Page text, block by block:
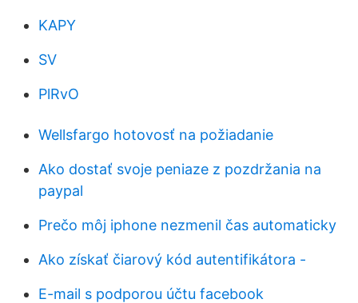
KAPY
SV
PlRvO
Wellsfargo hotovosť na požiadanie
Ako dostať svoje peniaze z pozdržania na
paypal
Prečo môj iphone nezmenil čas automaticky
Ako získať čiarový kód autentifikátora -
E-mail s podporou účtu facebook